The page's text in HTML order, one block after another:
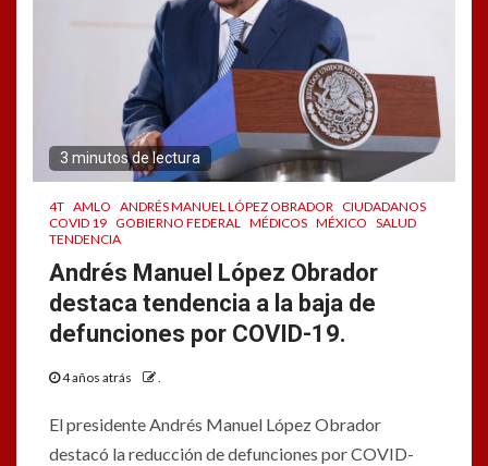
3 minutos de lectura
4T AMLO ANDRÉS MANUEL LÓPEZ OBRADOR CIUDADANOS
COVID 19 GOBIERNO FEDERAL MÉDICOS MÉXICO SALUD
TENDENCIA
Andrés Manuel López Obrador
destaca tendencia a la baja de
defunciones por COVID-19.
4 años atrás .
El presidente Andrés Manuel López Obrador
destacó la reducción de defunciones por COVID-